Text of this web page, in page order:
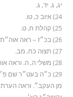
יג, ג. יד, ג.
24) איוב כ, טו.
25) קהלת ח, ט.
26) בכ״ז – ראה אוה״ת שם ע׳ רפט. (כרך ב) ע׳ תקנב. שם ע׳ תקנז ואילך.
27) תצוה כח, מב.
28) משלי ה, ה. וראה אוה״ת נ״ך עה״פ (ע׳ תקסד ואילך).
29) כ״ה בעט״ר שם
מן העקב״. וראה